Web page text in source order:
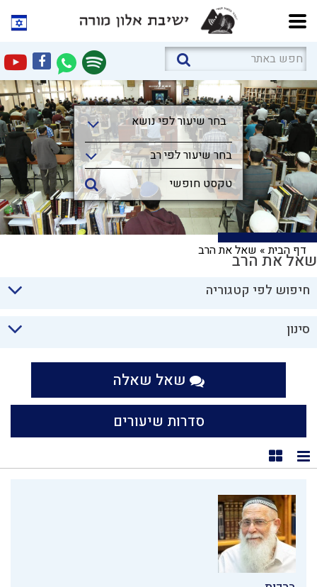
בחר שיעור לפי נושא
בחר שיעור לפי נושא
בחר שיעור לפי רב
דף הבית» שאל את הרבשאל את הרב
חיפוש לפי קטגוריה
סינון
שאל שאלה
סדרות שיעורים
תצוגת רשימה
תצוגת קוביות